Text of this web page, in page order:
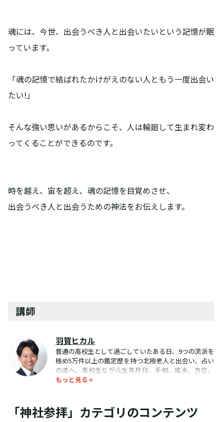
魂には、今世、出会うべき人と出会いたいという記憶が眠
っています。
「魂の記憶で結ばれたかけがえのない人ともう一度出会い
たい!」
そんな強い思いがあるからこそ、人は輪廻して生まれ変わ
ってくることができるのです。
時を越え、宙を超え、魂の記憶を目覚めさせ、
出会うべき人と出会うための神法をお伝えします。
講師
羽賀ヒカル
もっと見る＋
普通の高校生として過ごしていたある日、9つの流派を
極め5万件以上の鑑定歴を持つ北極老人と出会い、占い
の道へ。高校生ながら生年月日、手相、風水、方位、
姓名判断などの様々な占いをマスター。日本各地の神
代から本格的に、人生相談（出会い、恋愛、結婚、夫
婦関係、命名、子育て、就職、転職、人間関係、引っ
「神社参拝」カテゴリのコンテンツ